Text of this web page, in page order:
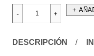
DESCRIPCIÓN